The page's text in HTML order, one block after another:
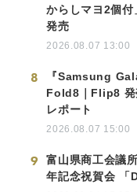
からしマヨ2個
発売
2026.08.07 13:00
8
『Samsung
Fold8｜Flip8 発
レポート
2026.08.07 15:00
9
富山県商工会議
年記念祝賀会 「